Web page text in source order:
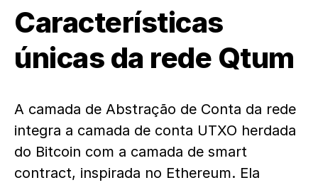
Características
únicas da rede Qtum
A camada de Abstração de Conta da rede
integra a camada de conta UTXO herdada
do Bitcoin com a camada de smart
contract, inspirada no Ethereum. Ela